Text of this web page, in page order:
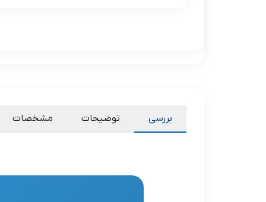
بررسی توضیحات مشخصات